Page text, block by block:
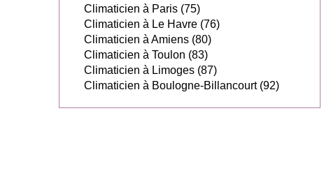
Climaticien à Paris (75)
Climaticien à Le Havre (76)
Climaticien à Amiens (80)
Climaticien à Toulon (83)
Climaticien à Limoges (87)
Climaticien à Boulogne-Billancourt (92)